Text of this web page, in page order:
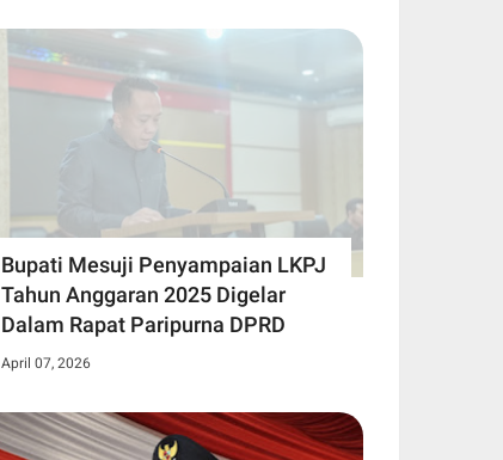
Bupati Mesuji Penyampaian LKPJ
Tahun Anggaran 2025 Digelar
Dalam Rapat Paripurna DPRD
April 07, 2026